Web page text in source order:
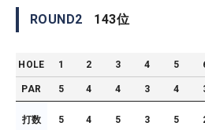
ROUND2 143位
HOLE 1 2 3 4 5
PAR 5 4 4 3 4
打数 5 4 5 3 5